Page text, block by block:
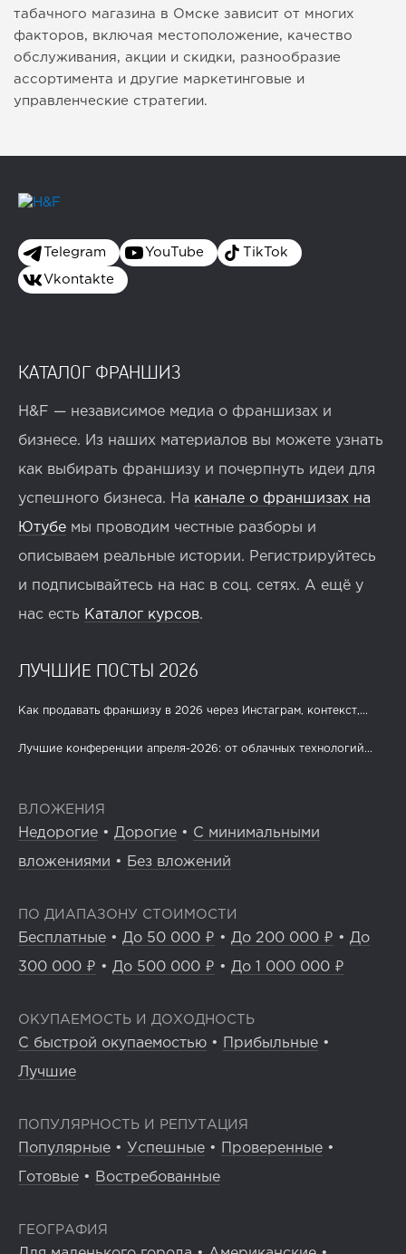
табачного магазина в Омске зависит от многих
факторов, включая местоположение, качество
обслуживания, акции и скидки, разнообразие
ассортимента и другие маркетинговые и
управленческие стратегии.
Telegram YouTube TikTok
Vkontakte
КАТАЛОГ ФРАНШИЗ
H&F — независимое медиа о франшизах и
бизнесе. Из наших материалов вы можете узнать
как выбирать франшизу и почерпнуть идеи для
успешного бизнеса. На канале о франшизах на
Ютубе мы проводим честные разборы и
описываем реальные истории. Регистрируйтесь
и подписывайтесь на нас в соц. сетях. А ещё у
нас есть Каталог курсов.
ЛУЧШИЕ ПОСТЫ 2026
Как продавать франшизу в 2026 через Инстаграм, контекст,...
Лучшие конференции апреля-2026: от облачных технологий...
ВЛОЖЕНИЯ
Недорогие • Дорогие • С минимальными
вложениями • Без вложений
ПО ДИАПАЗОНУ СТОИМОСТИ
Бесплатные • До 50 000 ₽ • До 200 000 ₽ • До
300 000 ₽ • До 500 000 ₽ • До 1 000 000 ₽
ОКУПАЕМОСТЬ И ДОХОДНОСТЬ
С быстрой окупаемостью • Прибыльные •
Лучшие
ПОПУЛЯРНОСТЬ И РЕПУТАЦИЯ
Популярные • Успешные • Проверенные •
Готовые • Востребованные
ГЕОГРАФИЯ